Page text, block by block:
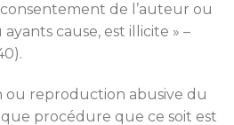
de l’auteur ou
cause, est illicite » –
ou reproduction abusive du
procédure que ce soit est